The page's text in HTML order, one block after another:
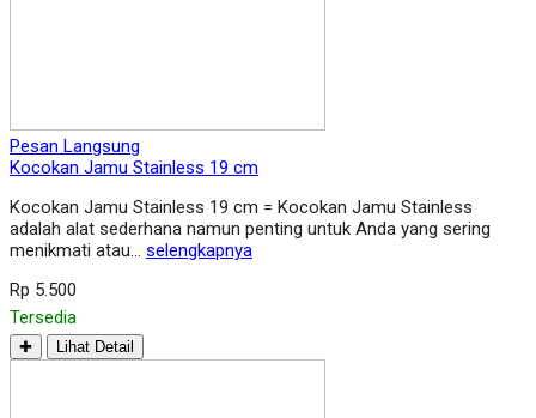
Pesan Langsung
Kocokan Jamu Stainless 19 cm
Kocokan Jamu Stainless 19 cm = Kocokan Jamu Stainless
adalah alat sederhana namun penting untuk Anda yang sering
menikmati atau… selengkapnya
Rp 5.500
Tersedia
✚ Lihat Detail